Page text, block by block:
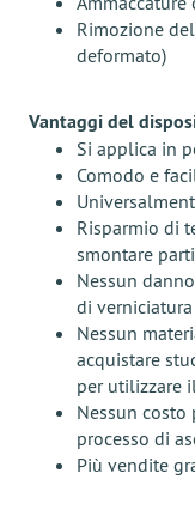
Rimozione
deformato)
Vantaggi del
Si applica in
Comodo e
Risparmio di
smontare
Nessun
di verniciatura
Nessun
acquistare
per utilizzare
Nessun
processo di
Più vendite